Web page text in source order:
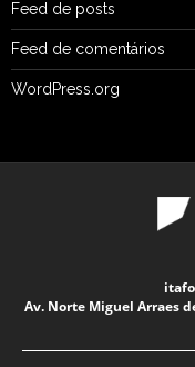
Feed de posts
Feed de comentários
WordPress.org
Av. Norte Miguel Arraes